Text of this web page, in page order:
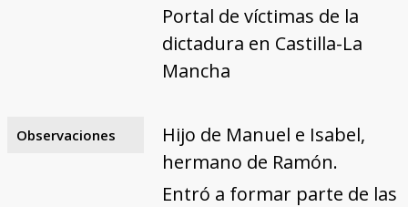
Portal de víctimas de la
dictadura en Castilla-La
Mancha
Observaciones
Hijo de Manuel e Isabel,
hermano de Ramón.
Entró a formar parte de las